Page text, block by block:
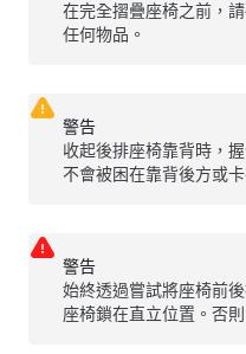
在完全摺疊座椅之前，
任何物品。
警告
收起後排座椅靠背時，
不會被困在靠背後方或
警告
始終透過嘗試將座椅前
座椅鎖在直立位置。否